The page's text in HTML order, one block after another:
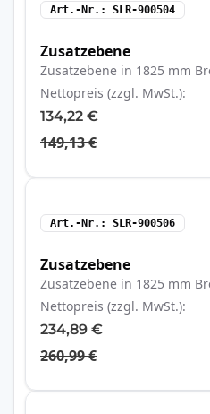
Art.-Nr. SLR-900504
Zusatzebene
Zusatzebene in 1825 mm
Nettopreis (zzgl. MwSt.)
134,22 €
149,13 €
Art.-Nr. SLR-900506
Zusatzebene
Zusatzebene in 1825 mm
Nettopreis (zzgl. MwSt.)
234,89 €
260,99 €